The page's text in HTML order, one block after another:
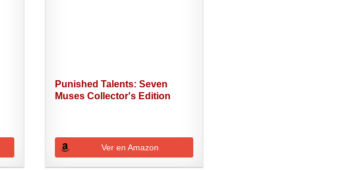
Punished Talents: Seven
Muses Collector's Edition
Ver en Amazon